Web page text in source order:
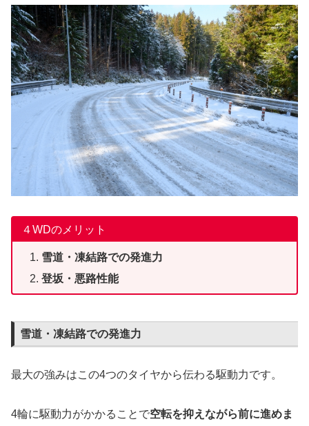
４WDのメリット
雪道・凍結路での発進力
登坂・悪路性能
雪道・凍結路での発進力
最大の強みはこの4つのタイヤから伝わる駆動力です。
4輪に駆動力がかかることで空転を抑えながら前に進めま